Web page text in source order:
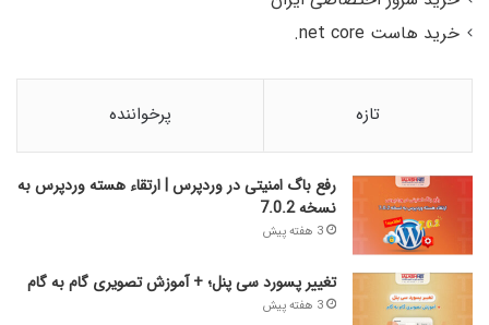
خرید هاست net core.
تازه پرخواننده
رفع باگ امنیتی در وردپرس | ارتقاء هسته وردپرس به
نسخه 7.0.2
3 هفته پیش
تغییر پسورد سی پنل؛ + آموزش تصویری گام به گام
3 هفته پیش